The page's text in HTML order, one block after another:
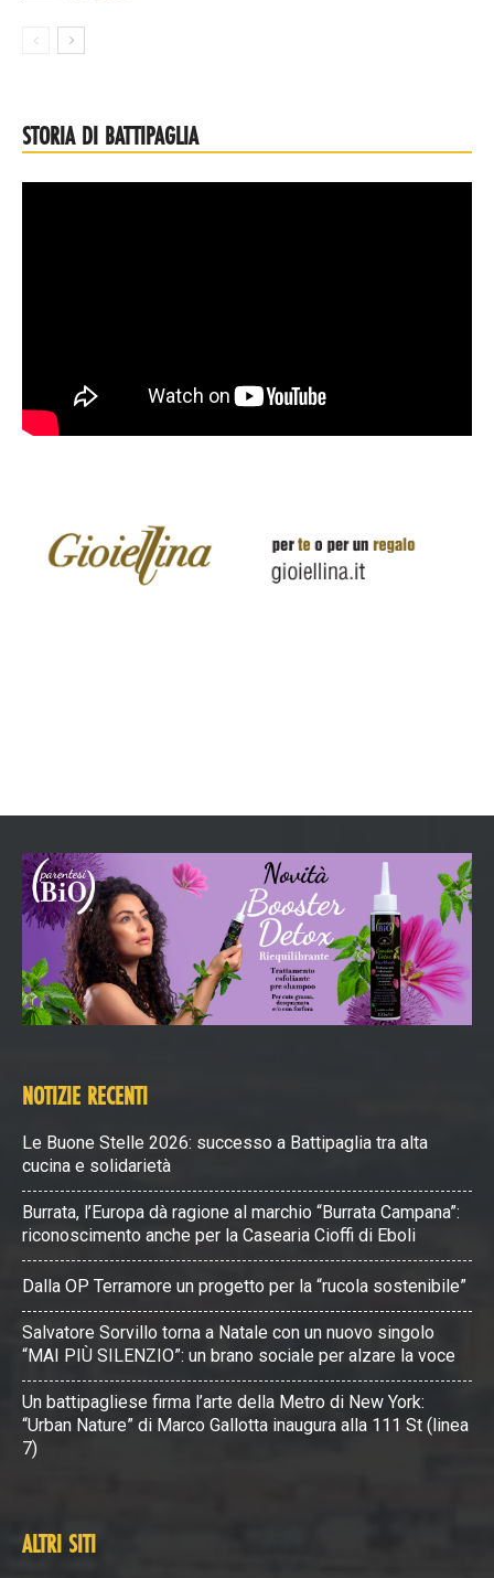
STORIA DI BATTIPAGLIA
NOTIZIE RECENTI
Le Buone Stelle 2026: successo a Battipaglia tra alta
cucina e solidarietà
Burrata, l’Europa dà ragione al marchio “Burrata Campana”:
riconoscimento anche per la Casearia Cioffi di Eboli
Dalla OP Terramore un progetto per la “rucola sostenibile”
Salvatore Sorvillo torna a Natale con un nuovo singolo
“MAI PIÙ SILENZIO”: un brano sociale per alzare la voce
Un battipagliese firma l’arte della Metro di New York:
“Urban Nature” di Marco Gallotta inaugura alla 111 St (linea
7)
ALTRI SITI